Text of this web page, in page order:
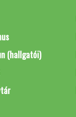
(hallgatói)